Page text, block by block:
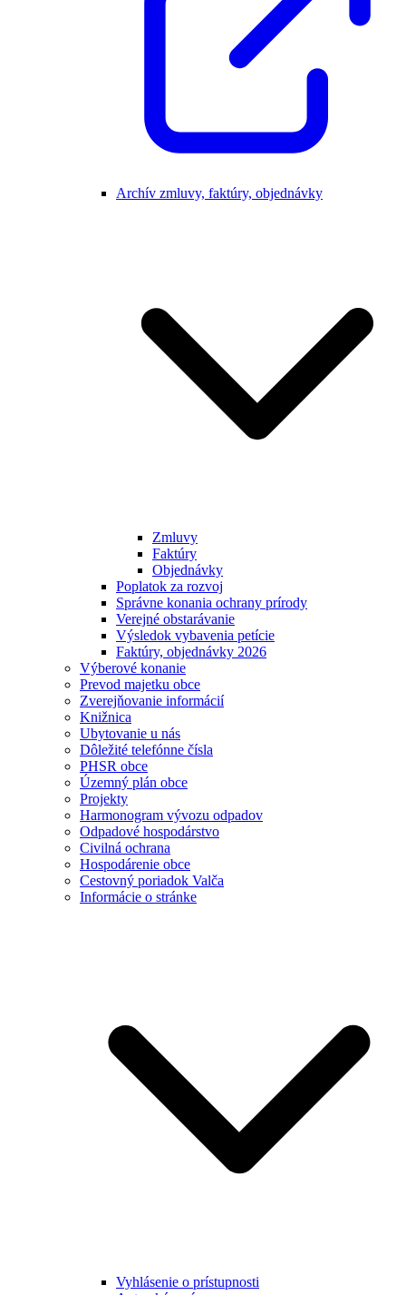
Archív zmluvy, faktúry, objednávky
Zmluvy
Faktúry
Objednávky
Poplatok za rozvoj
Správne konania ochrany prírody
Verejné obstarávanie
Výsledok vybavenia petície
Faktúry, objednávky 2026
Výberové konanie
Prevod majetku obce
Zverejňovanie informácií
Knižnica
Ubytovanie u nás
Dôležité telefónne čísla
PHSR obce
Územný plán obce
Projekty
Harmonogram vývozu odpadov
Odpadové hospodárstvo
Civilná ochrana
Hospodárenie obce
Cestovný poriadok Valča
Informácie o stránke
Vyhlásenie o prístupnosti